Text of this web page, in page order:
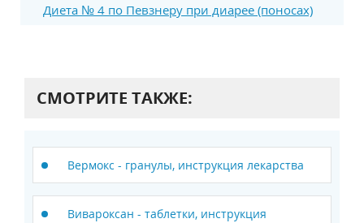
Диета № 4 по Певзнеру при диарее (поносах)
СМОТРИТЕ ТАКЖЕ:
Вермокс - гранулы, инструкция лекарства
Вивароксан - таблетки, инструкция